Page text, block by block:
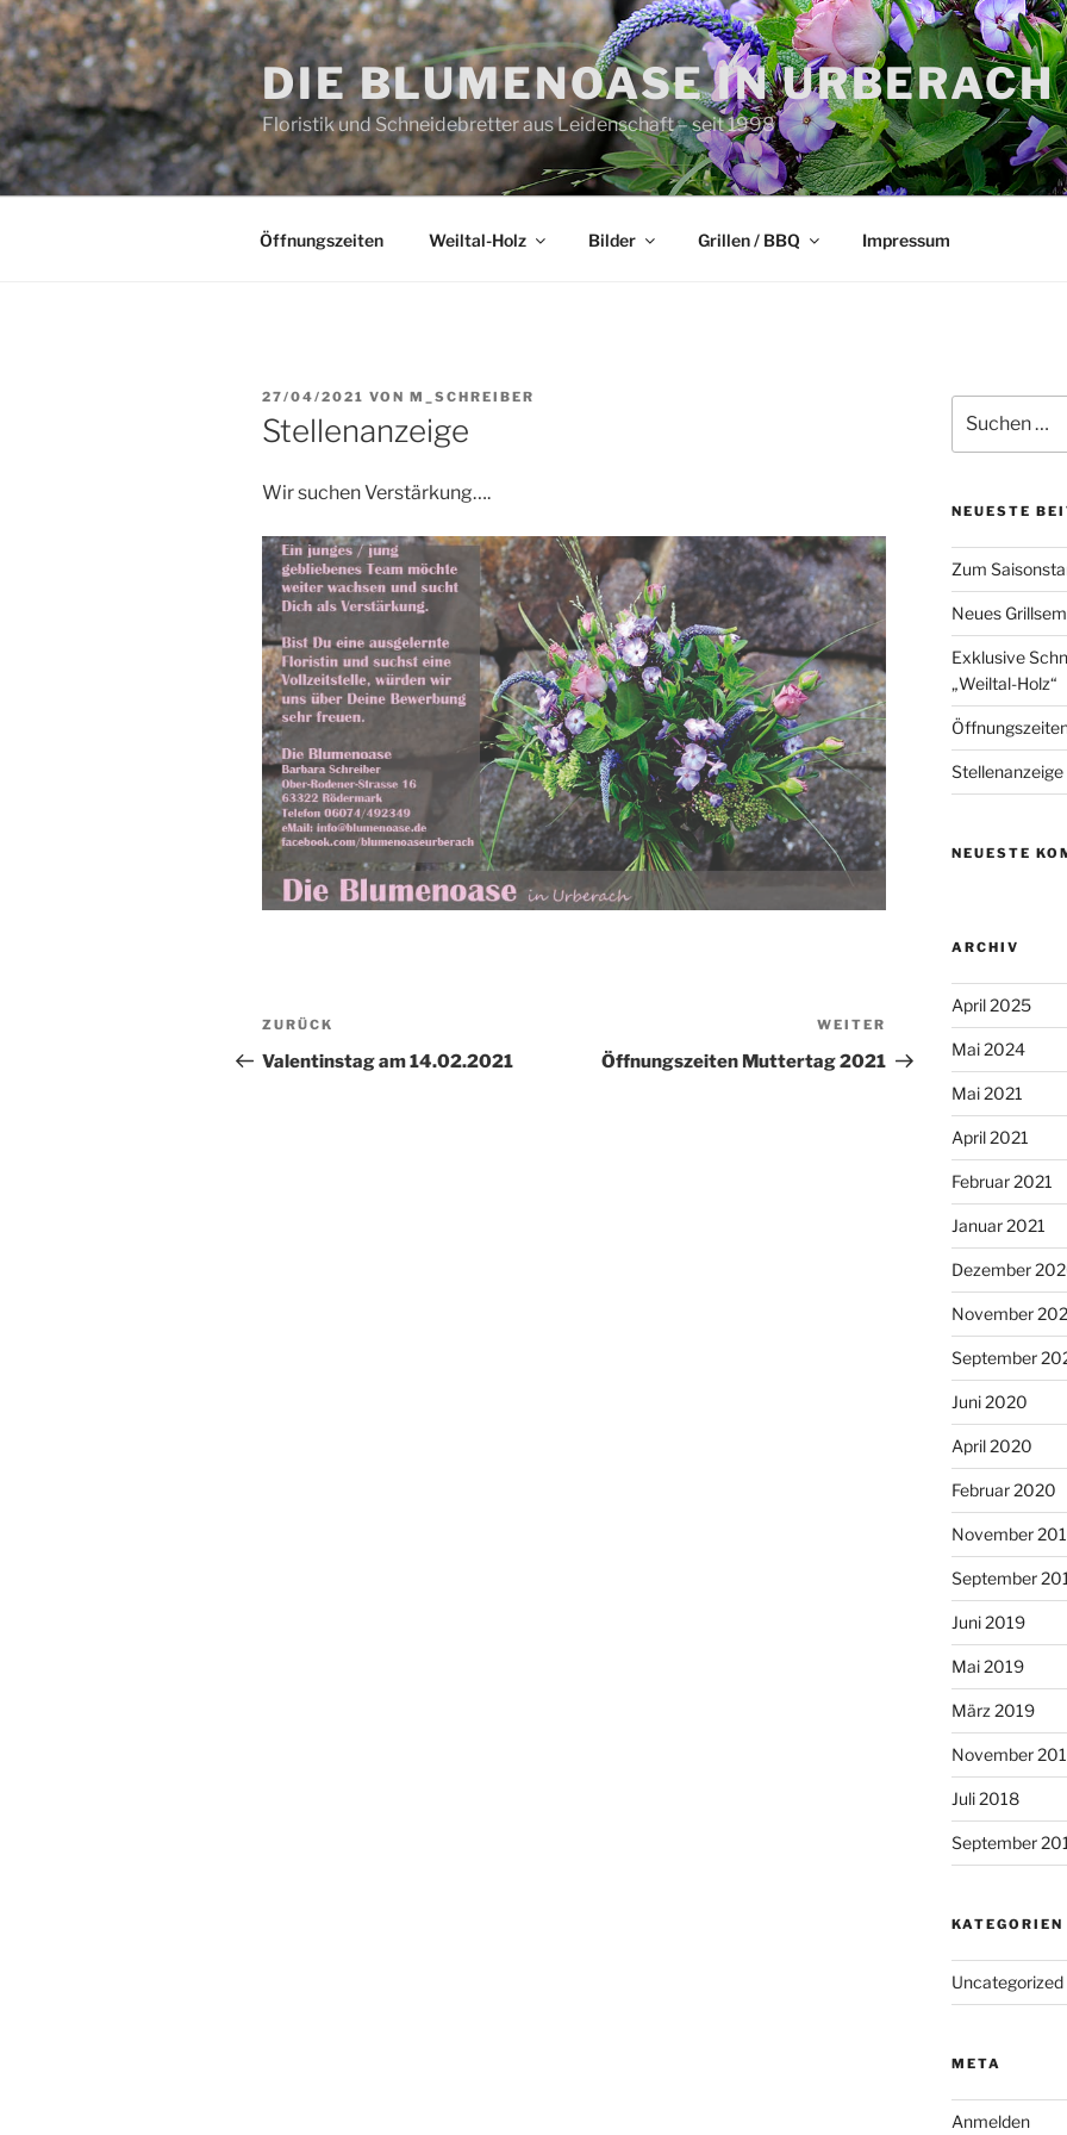
Zum
Inhalt
springen
DIE BLUMENOASE IN URBERACH
Floristik und Schneidebretter aus Leidenschaft – seit 1998
Öffnungszeiten Weiltal-Holz Bilder Grillen / BBQ Impressum
VERÖFFENTLICHT
AM
27/04/2021 VON M_SCHREIBER
Stellenanzeige
Wir suchen Verstärkung….
Beitragsnavigation
Vorheriger
Beitrag
ZURÜCK
Valentinstag am 14.02.2021
Nächster
Beitrag
WEITER
Öffnungszeiten Muttertag 2021
nach:
NEUESTE
Zum
Neues
Exklusive
„Weiltal-Holz“
Stellenanzeige
NEUESTE
ARCHIV
April 2025
Mai 2024
Mai 2021
April 2021
Februar 2021
Januar 2021
Dezember
November
September
Juni 2020
April 2020
Februar 2020
November
September
Juni 2019
Mai 2019
März 2019
November
Juli 2018
September
KATEGORIEN
Uncategorized
META
Anmelden